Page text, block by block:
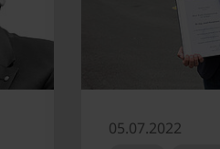
05.07.2022